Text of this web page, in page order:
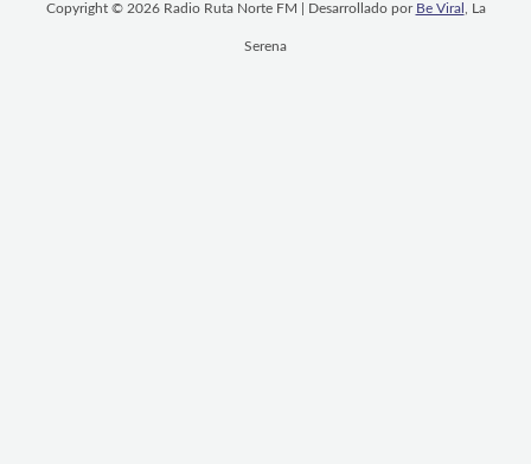
Copyright © 2026 Radio Ruta Norte FM | Desarrollado por Be Viral , La
Serena